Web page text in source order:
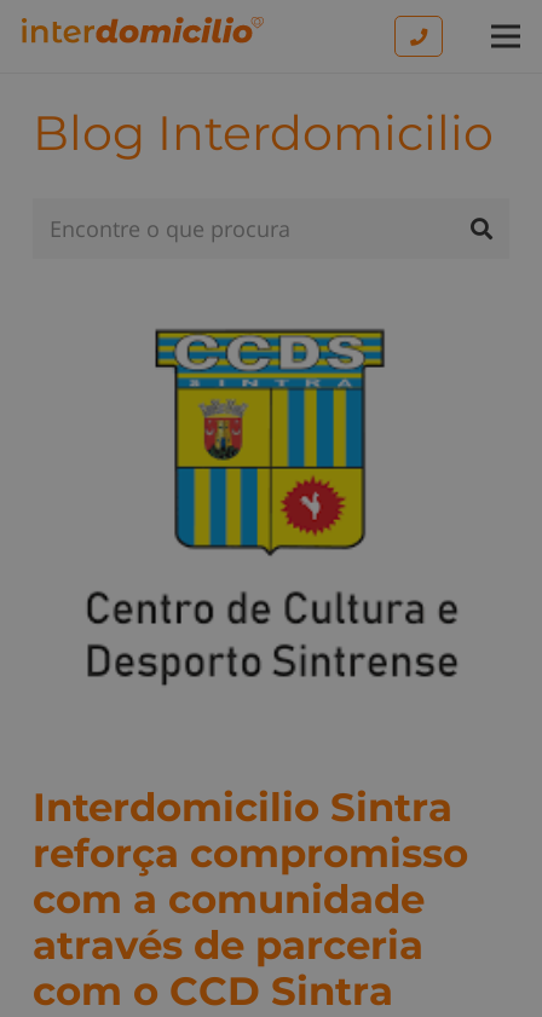
Blog Interdomicilio
Interdomicilio Sintra
reforça compromisso
com a comunidade
através de parceria
com o CCD Sintra